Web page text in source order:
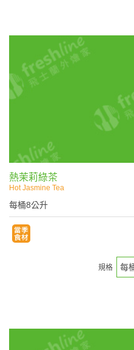
熱茉莉綠茶
Hot Jasmine Tea
每桶8公升
規格